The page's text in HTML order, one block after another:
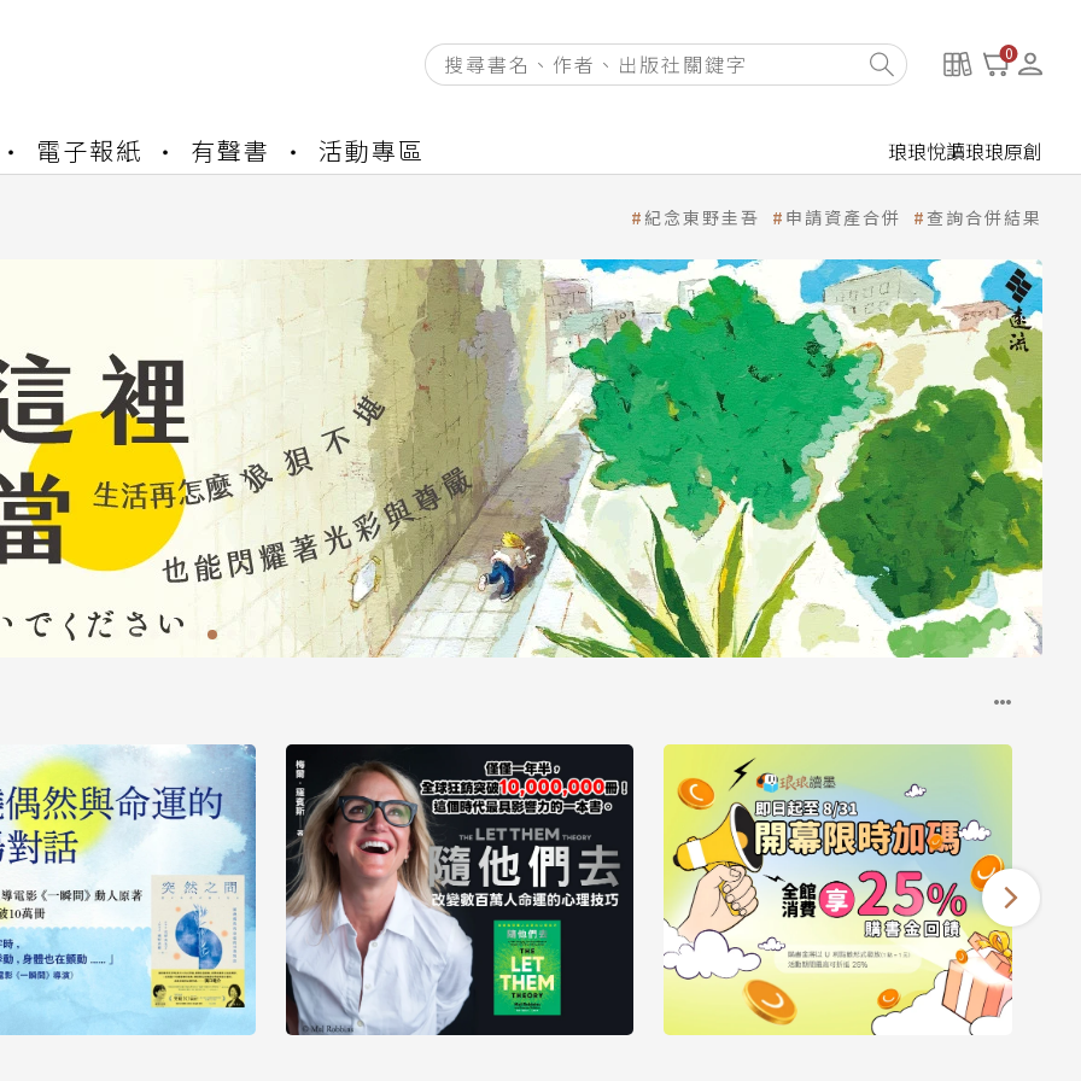
0
電子報紙 有聲書 活動專區 琅琅悅讀琅琅原創
開通申請
紀念東野圭吾 申請資產合併 查詢合併結果